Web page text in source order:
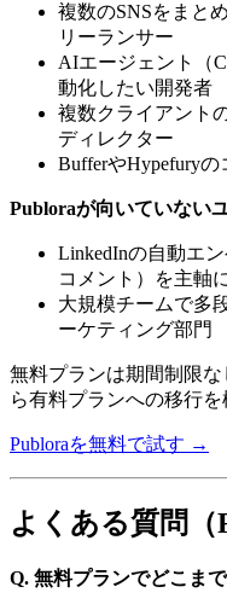
複数のSNSをまと
リーランサー
AIエージェント（
動化したい開発者
複数クライアント
ディレクター
BufferやHypefury
Publoraが向いていない
LinkedInの自動エ
コメント）を主軸
大規模チームで多
ーケティング部門
無料プランは期間制限
ら有料プランへの移行を
Publoraを無料で試す →
よくある質問（
Q. 無料プランでどこま